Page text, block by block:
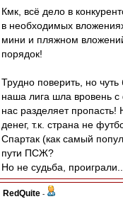
Кмк, всё дело в
в необходимых
мини и пляжном
порядок!
Трудно поверить, но
наша лига шла вровень с
нас разделяет
денег, т.к. страна не
Спартак (как самый
пути ПСЖ?
Но не судьба,
RedQuite -